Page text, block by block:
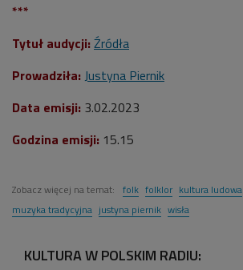
***
Tytuł audycji: Źródła
Prowadziła: Justyna Piernik
Data emisji: 3.02.2023
Godzina emisji: 15.15
Zobacz więcej na temat: folk folklor kultura ludowa
muzyka tradycyjna justyna piernik wisła
KULTURA W POLSKIM RADIU: